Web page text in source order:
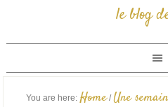
le blog
You are here: Home / Une